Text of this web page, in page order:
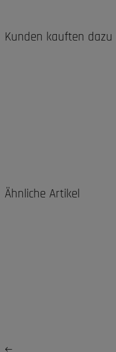
Kunden kauften dazu
Ähnliche Artikel